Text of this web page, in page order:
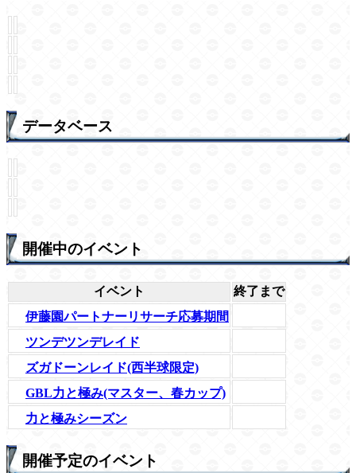
データベース
開催中のイベント
イベント
終了まで
伊藤園パートナーリサーチ応募期間
ツンデツンデレイド
ズガドーンレイド(西半球限定)
GBL力と極み(マスター、春カップ)
力と極みシーズン
開催予定のイベント